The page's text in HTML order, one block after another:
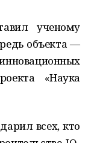
ученому
объекта —
«Наука
всех, кто